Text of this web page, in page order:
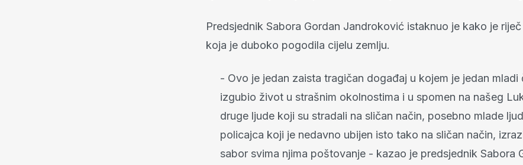
Predsjednik Sabora Gordan Jandroković istaknuo je kako je
koja je duboko pogodila cijelu zemlju.
- Ovo je jedan zaista tragičan događaj u kojem je jedan mladi
izgubio život u strašnim okolnostima i u spomen na našeg
druge ljude koji su stradali na sličan način, posebno mlade
policajca koji je nedavno ubijen isto tako na sličan način,
sabor svima njima poštovanje - kazao je predsjednik Sabora